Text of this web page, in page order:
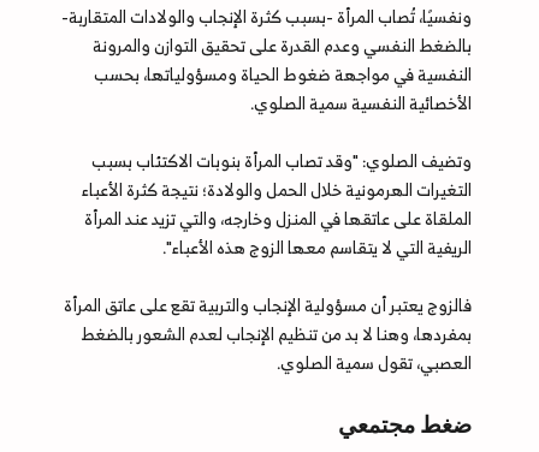
ونفسيًا، تُصاب المرأة -بسبب كثرة الإنجاب والولادات المتقاربة-
بالضغط النفسي وعدم القدرة على تحقيق التوازن والمرونة
النفسية في مواجهة ضغوط الحياة ومسؤولياتها، بحسب
الأخصائية النفسية سمية الصلوي.
وتضيف الصلوي: "وقد تصاب المرأة بنوبات الاكتئاب بسبب
التغيرات الهرمونية خلال الحمل والولادة؛ نتيجة كثرة الأعباء
الملقاة على عاتقها في المنزل وخارجه، والتي تزيد عند المرأة
الريفية التي لا يتقاسم معها الزوج هذه الأعباء".
فالزوج يعتبر أن مسؤولية الإنجاب والتربية تقع على عاتق المرأة
بمفردها، وهنا لا بد من تنظيم الإنجاب لعدم الشعور بالضغط
العصبي، تقول سمية الصلوي.
ضغط مجتمعي